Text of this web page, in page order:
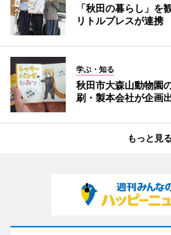
「秋田の暮らし」
リトルプレスが連携
学ぶ・知る
秋田市大森山動物園
刷・製本会社が企画
もっと見る